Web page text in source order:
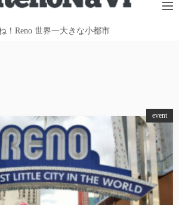
！Reno 世界一大きな小都市
event